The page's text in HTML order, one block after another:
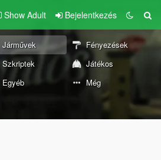
Show Adult Bejelentkezés
Járművek
Fényezések
Szkriptek
Játékos
Egyéb Még